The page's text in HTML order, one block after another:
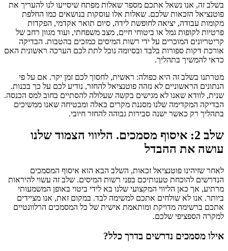
בשלב זה, אנו נשאל אתכם מספר שאלות מפתח שיסייעו לנו להעריך את
פוטנציאל הזכאות שלכם. שאלות אלו עוסקות בנושאים כמו החלפת
מקומות עבודה, יציאה לחופשת לידה, סיום תואר אקדמי, הפקדות
פרטיות לקופות גמל או ביטוחי חיים, מצב משפחתי, ועוד מגוון רחב של
קריטריונים המוכרים על ידי רשות המיסים כמזכים בהטבות. הבדיקה
אורכת דקות ספורות בלבד ובסיומה נוכל לתת לכם הערכה ראשונית האם
כדאי להמשיך בתהליך.
מטרתנו בשלב זה היא כפולה: ראשית, לחסוך לכם זמן יקר. אם על פי
הנתונים הראשוניים לא נזהה פוטנציאל להחזר, נודיע לכם על כך בכנות.
שנית, לוודא שאנו לא מגישים בקשה שעלולה להסתיים בחוב למס הכנסה.
הבדיקה המקדימה שלנו מסננת מקרים כאלה ומבטיחה שאנו ממשיכים
בתהליך רק כאשר ישנה סבירות גבוהה להחזר חיובי.
שלב 2: איסוף מסמכים. הליווי הצמוד שלנו
עושה את ההבדל
לאחר שזיהינו פוטנציאל זכאות, השלב הבא הוא איסוף המסמכים
הנדרשים להוכחת טענותיכם בפני רשות המיסים. שלב זה עשוי להיראות
מרתיע, אך כאן הליווי המקצועי שלנו בא לידי ביטוי באופן המשמעותי
ביותר. אנו לא שולחים אתכם למשימה לבד. במקום זאת, אנו מציידים
אתכם ברשימה מדויקת ומותאמת אישית של כל המסמכים הרלוונטיים
למקרה הספציפי שלכם.
אילו מסמכים נדרשים בדרך כלל?